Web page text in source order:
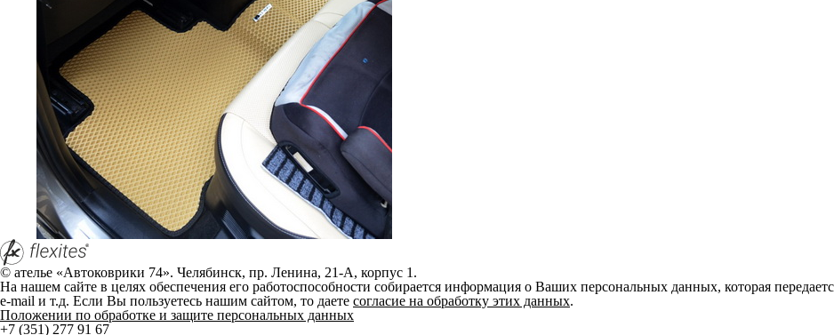
EVA коврики - современное решение из инновационного полимерного материала
Ворсовые коврики - классический вариант с мягкой текстурой
Оба вида доступны в широкой цветовой гамме, что позволяет подобрать коврики под любой интерьер салона вашей Skoda. Благодаря
любой модели Шкода, включая самые новые и редкие версии.
Преимущества наших ковриков
EVA коврики для Skoda
Отличная влагостойкость и простота ухода
Устойчивость к износу и деформации
Не впитывают запахи
Легкий вес и компактность
Ворсовые коврики для Skoda
Приятные тактильные ощущения
Классический внешний вид
Эффективное поглощение шума
Все коврики изготавливаются из высококачественных материалов от российских производителей, что гарантирует их долговечность и
индивидуального комплекта ковриков для Skoda составляет от 1 дня, что позволяет быстро получить нужный продукт.
Мы понимаем, что выбор автомобильных ковриков может быть непростой задачей. Наши специалисты всегда готовы помочь
ваши пожелания по цвету, материалу и особенностям эксплуатации. Доверьте заботу о салоне вашей Skoda профессионалам -